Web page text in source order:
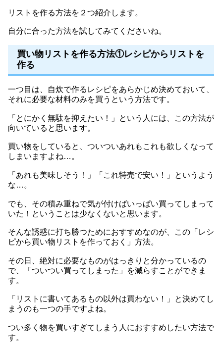
リストを作る方法を２つ紹介します。
自分に合った方法を試してみてくださいね。
買い物リストを作る方法①レシピからリストを
作る
一つ目は、自炊で作るレシピをあらかじめ決めておいて、
それに必要な材料のみを買うという方法です。
「とにかく無駄を抑えたい！」という人には、この方法が
向いていると思います。
買い物をしていると、ついついあれもこれも欲しくなって
しまいますよね…。
「あれも美味しそう！」「これ特売で安い！」というよう
な…。
でも、その積み重ねで気が付けばいっぱい買ってしまって
いた！ということは少なくないと思います。
そんな誘惑に打ち勝つためにおすすめなのが、この「レシ
ピから買い物リストを作っておく」方法。
その日、絶対に必要なものがはっきりと分かっているの
で、「ついつい買ってしまった」を減らすことができま
す。
「リストに書いてあるもの以外は買わない！」と決めてし
まうのも一つの手ですよね。
つい多く物を買いすぎてしまう人におすすめしたい方法で
す。